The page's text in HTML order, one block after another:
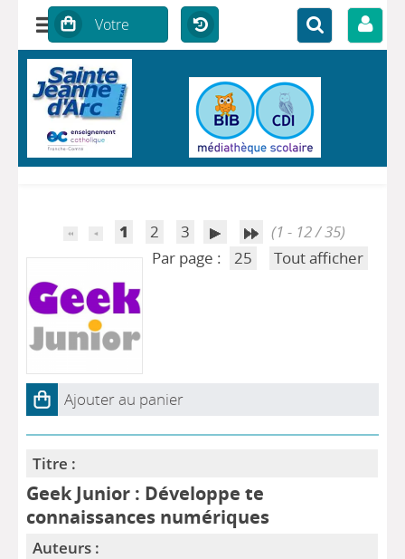
1 2 3
(1 - 12 / 35)
Par page :
25 Tout afficher
Ajouter au panier
Titre :
Geek Junior : Développe te
connaissances numériques
Auteurs :